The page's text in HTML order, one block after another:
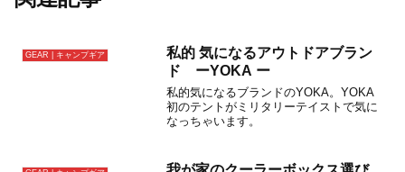
GEAR | キャンプギア
私的 気になるアウトドアブラン
ド ーYOKA ー
私的気になるブランドのYOKA。YOKA
初のテントがミリタリーテイストで気に
なっちゃいます。